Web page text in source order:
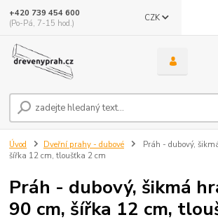
CZK
+420 739 454 600
(Po-Pá, 7-15 hod.)
Úvod Dveřní prahy - dubové
Práh - dubový,
šířka 12 cm, tloušťka 2 cm
Práh - dubový, šikmá
90 cm, šířka 12 cm,